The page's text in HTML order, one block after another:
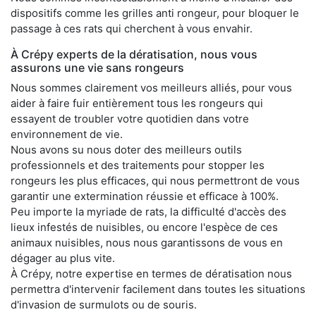
dispositifs comme les grilles anti rongeur, pour bloquer le
passage à ces rats qui cherchent à vous envahir.
À Crépy experts de la dératisation, nous vous
assurons une vie sans rongeurs
Nous sommes clairement vos meilleurs alliés, pour vous
aider à faire fuir entièrement tous les rongeurs qui
essayent de troubler votre quotidien dans votre
environnement de vie.
Nous avons su nous doter des meilleurs outils
professionnels et des traitements pour stopper les
rongeurs les plus efficaces, qui nous permettront de vous
garantir une extermination réussie et efficace à 100%.
Peu importe la myriade de rats, la difficulté d'accès des
lieux infestés de nuisibles, ou encore l'espèce de ces
animaux nuisibles, nous nous garantissons de vous en
dégager au plus vite.
À Crépy, notre expertise en termes de dératisation nous
permettra d'intervenir facilement dans toutes les situations
d'invasion de surmulots ou de souris.